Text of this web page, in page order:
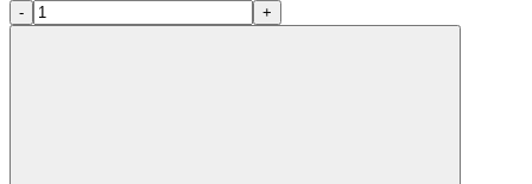
- +